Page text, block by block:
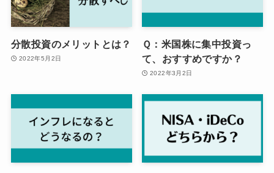
分散投資のメリットとは？
2022年5月2日
Ｑ：米国株に集中投資っ
て、おすすめですか？
2022年3月2日